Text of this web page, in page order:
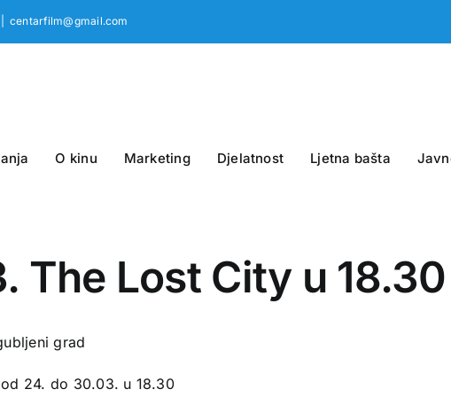
centarfilm@gmail.com
O kinu Marketing Djelatnost Ljetna bašta
The Lost City u 18.30
grad
24. do 30.03. u 18.30